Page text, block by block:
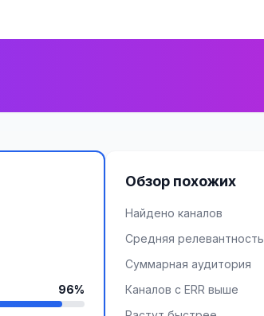
96%
Обзор похожих
Найдено каналов
Средняя релевантность
Суммарная аудитория
Каналов с ERR выше